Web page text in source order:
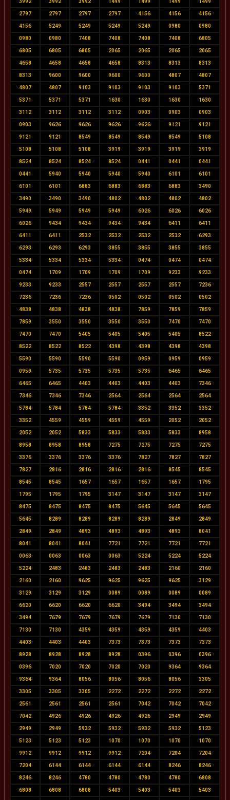
2797 2797 2797 2797 4156 4156 4156
4156 5249 5249 5249 5249 0980 0980
0980 0980 7408 7408 7408 7408 6805
6805 6805 6805 2065 2065 2065 2065
4658 4658 4658 4658 8313 8313 8313
8313 9600 9600 9600 9600 4807 4807
4807 4807 9103 9103 9103 9103 5371
5371 5371 5371 1630 1630 1630 1630
3112 3112 3112 3112 0903 0903 0903
0903 9626 9626 9626 9626 9121 9121
9121 9121 8549 8549 8549 8549 5108
5108 5108 5108 3919 3919 3919 3919
8524 8524 8524 8524 0441 0441 0441
0441 5940 5940 5940 5940 6101 6101
6101 6101 6883 6883 6883 6883 3490
3490 3490 3490 4802 4802 4802 4802
5949 5949 5949 5949 6026 6026 6026
6026 9434 9434 9434 9434 6411 6411
6411 6411 2532 2532 2532 2532 6293
6293 6293 6293 3855 3855 3855 3855
5334 5334 5334 5334 0474 0474 0474
0474 1709 1709 1709 1709 9233 9233
9233 9233 2557 2557 2557 2557 7236
7236 7236 7236 0502 0502 0502 0502
4838 4838 4838 4838 7859 7859 7859
7859 3550 3550 3550 3550 7470 7470
7470 7470 5405 5405 5405 5405 8522
8522 8522 8522 4398 4398 4398 4398
5590 5590 5590 5590 0959 0959 0959
0959 5735 5735 5735 5735 6465 6465
6465 6465 4403 4403 4403 4403 7346
7346 7346 7346 2564 2564 2564 2564
5784 5784 5784 5784 3352 3352 3352
3352 4559 4559 4559 4559 2052 2052
2052 2052 5833 5833 5833 5833 8958
8958 8958 8958 7275 7275 7275 7275
3376 3376 3376 3376 7827 7827 7827
7827 2816 2816 2816 2816 8545 8545
8545 8545 1657 1657 1657 1657 1795
1795 1795 1795 3147 3147 3147 3147
8475 8475 8475 8475 5645 5645 5645
5645 8289 8289 8289 8289 2849 2849
2849 2849 4893 4893 4893 4893 8041
8041 8041 8041 7721 7721 7721 7721
0063 0063 0063 0063 5224 5224 5224
5224 2483 2483 2483 2483 2160 2160
2160 2160 9625 9625 9625 9625 3129
3129 3129 3129 0089 0089 0089 0089
6620 6620 6620 6620 3494 3494 3494
3494 7679 7679 7679 7679 7130 7130
7130 7130 4359 4359 4359 4359 4403
4403 4403 4403 7373 7373 7373 7373
8928 8928 8928 8928 0396 0396 0396
0396 7020 7020 7020 7020 9364 9364
9364 9364 8056 8056 8056 8056 3305
3305 3305 3305 2272 2272 2272 2272
2561 2561 2561 2561 7042 7042 7042
7042 4926 4926 4926 4926 2949 2949
2949 2949 5932 5932 5932 5932 5123
5123 5123 5123 1070 1070 1070 1070
9912 9912 9912 9912 7204 7204 7204
7204 6144 6144 6144 6144 8246 8246
8246 8246 4780 4780 4780 4780 6808
6808 6808 6808 5403 5403 5403 5403